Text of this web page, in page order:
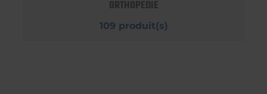
ORTHOPEDIE
109 produit(s)